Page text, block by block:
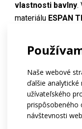
Naše webové
ďalšie
užívateľského
prispôsobeného
návštevnosti
vlastnosti bavlny.
materiálu ESPAN
Na želanieje
Neviete sa
kontaktovať Luciu
mail: